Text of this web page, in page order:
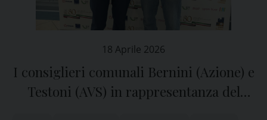
18 Aprile 2026
I consiglieri comunali Bernini (Azione) e
Testoni (AVS) in rappresentanza del